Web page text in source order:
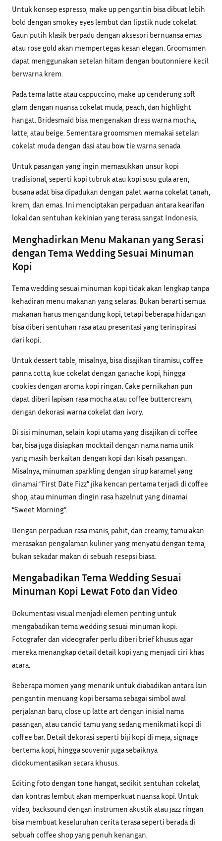
Untuk konsep espresso, make up pengantin bisa dibuat lebih
bold dengan smokey eyes lembut dan lipstik nude cokelat.
Gaun putih klasik berpadu dengan aksesori bernuansa emas
atau rose gold akan mempertegas kesan elegan. Groomsmen
dapat menggunakan setelan hitam dengan boutonniere kecil
berwarna krem.
Pada tema latte atau cappuccino, make up cenderung soft
glam dengan nuansa cokelat muda, peach, dan highlight
hangat. Bridesmaid bisa mengenakan dress warna mocha,
latte, atau beige. Sementara groomsmen memakai setelan
cokelat muda dengan dasi atau bow tie warna senada.
Untuk pasangan yang ingin memasukkan unsur kopi
tradisional, seperti kopi tubruk atau kopi susu gula aren,
busana adat bisa dipadukan dengan palet warna cokelat tanah,
krem, dan emas. Ini menciptakan perpaduan antara kearifan
lokal dan sentuhan kekinian yang terasa sangat Indonesia.
Menghadirkan Menu Makanan yang Serasi
dengan Tema Wedding Sesuai Minuman
Kopi
Tema wedding sesuai minuman kopi tidak akan lengkap tanpa
kehadiran menu makanan yang selaras. Bukan berarti semua
makanan harus mengandung kopi, tetapi beberapa hidangan
bisa diberi sentuhan rasa atau presentasi yang terinspirasi
dari kopi.
Untuk dessert table, misalnya, bisa disajikan tiramisu, coffee
panna cotta, kue cokelat dengan ganache kopi, hingga
cookies dengan aroma kopi ringan. Cake pernikahan pun
dapat diberi lapisan rasa mocha atau coffee buttercream,
dengan dekorasi warna cokelat dan ivory.
Di sisi minuman, selain kopi utama yang disajikan di coffee
bar, bisa juga disiapkan mocktail dengan nama nama unik
yang masih berkaitan dengan kopi dan kisah pasangan.
Misalnya, minuman sparkling dengan sirup karamel yang
dinamai “First Date Fizz” jika kencan pertama terjadi di coffee
shop, atau minuman dingin rasa hazelnut yang dinamai
“Sweet Morning”.
Dengan perpaduan rasa manis, pahit, dan creamy, tamu akan
merasakan pengalaman kuliner yang menyatu dengan tema,
bukan sekadar makan di sebuah resepsi biasa.
Mengabadikan Tema Wedding Sesuai
Minuman Kopi Lewat Foto dan Video
Dokumentasi visual menjadi elemen penting untuk
mengabadikan tema wedding sesuai minuman kopi.
Fotografer dan videografer perlu diberi brief khusus agar
mereka menangkap detail detail kopi yang menjadi ciri khas
acara.
Beberapa momen yang menarik untuk diabadikan antara lain
pengantin menuang kopi bersama sebagai simbol awal
perjalanan baru, close up latte art dengan inisial nama
pasangan, atau candid tamu yang sedang menikmati kopi di
coffee bar. Detail dekorasi seperti biji kopi di meja, signage
bertema kopi, hingga souvenir juga sebaiknya
didokumentasikan secara khusus.
Editing foto dengan tone hangat, sedikit sentuhan cokelat,
dan kontras lembut akan memperkuat nuansa kopi. Untuk
video, backsound dengan instrumen akustik atau jazz ringan
bisa membuat keseluruhan cerita terasa seperti berada di
sebuah coffee shop yang penuh kenangan.